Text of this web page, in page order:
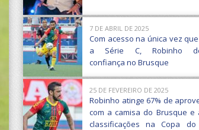
7 DE ABRIL DE 2025
Com acesso na única vez
a Série C, Robinho
confiança no Brusque
25 DE FEVEREIRO DE 2025
Robinho atinge 67% de
com a camisa do Brusque e
classificações na Copa